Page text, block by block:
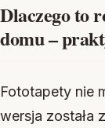
Dlaczego to
domu –
Fototapety nie
wersja została